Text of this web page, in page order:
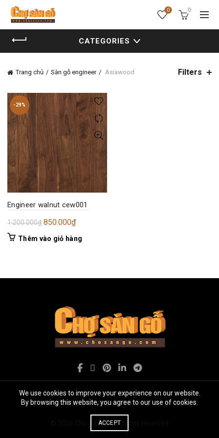
0 0
CATEGORIES
Trang chủ Sàn gỗ engineer Asiawood Filters
-29%
Engineer walnut cew001
1.200.000₫ Giá
gốc
850.000₫Giá
Thêm vào giỏ hàng
Chợ Sàn gỗ. All rights reserved
We use cookies to improve your experience on our website.
By browsing this website, you agree to our use of cookies.
ACCEPT